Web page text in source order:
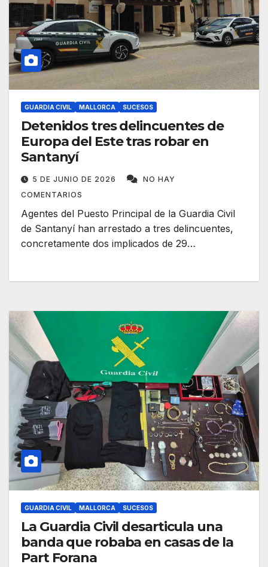
GUARDIA CIVIL MALLORCA SUCESOS
Detenidos tres delincuentes de
Europa del Este tras robar en
Santanyí
5 DE JUNIO DE 2026
NO HAY
COMENTARIOS
Agentes del Puesto Principal de la Guardia Civil
de Santanyí han arrestado a tres delincuentes,
concretamente dos implicados de 29…
GUARDIA CIVIL MALLORCA SUCESOS
La Guardia Civil desarticula una
banda que robaba en casas de la
Part Forana